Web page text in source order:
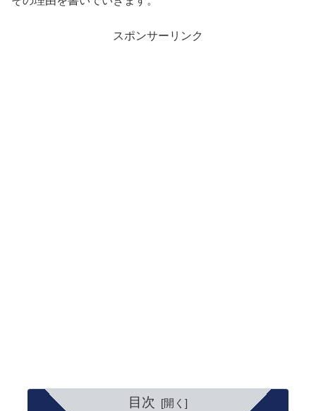
スポンサーリンク
目次